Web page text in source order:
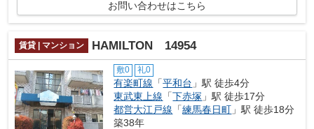
お問い合わせはこちら
賃貸 | マンション HAMILTON 14954
敷0 礼0
有楽町線 「平和台 」駅 徒歩4分
東武東上線 「下赤塚 」駅 徒歩17分
都営大江戸線 「練馬春日町 」駅 徒歩18分
築38年